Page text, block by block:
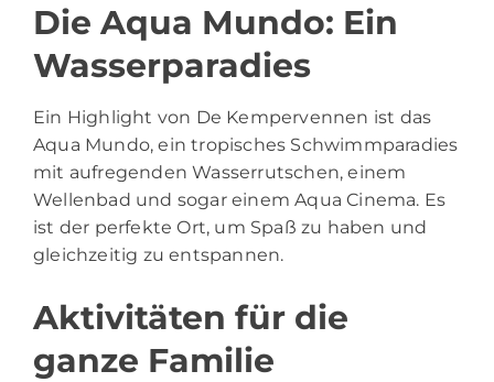
Die Aqua Mundo: Ein
Wasserparadies
Ein Highlight von De Kempervennen ist das
Aqua Mundo, ein tropisches Schwimmparadies
mit aufregenden Wasserrutschen, einem
Wellenbad und sogar einem Aqua Cinema. Es
ist der perfekte Ort, um Spaß zu haben und
gleichzeitig zu entspannen.
Aktivitäten für die
ganze Familie